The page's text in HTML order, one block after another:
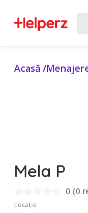
Acasă /
Mela P
0 (0
Locație